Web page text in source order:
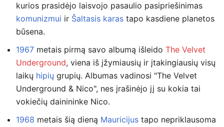
kurios prasidėjo laisvojo pasaulio pasipriešinimas
komunizmui ir Šaltasis karas tapo kasdiene planetos
būsena.
1967 metais pirmą savo albumą išleido The Velvet
Underground, viena iš įžymiausių ir įtakingiausių visų
laikų hipių grupių. Albumas vadinosi "The Velvet
Underground & Nico", nes įrašinėjo jį su kokia tai
vokiečių dainininke Nico.
1968 metais šią dieną Mauricijus tapo nepriklausoma